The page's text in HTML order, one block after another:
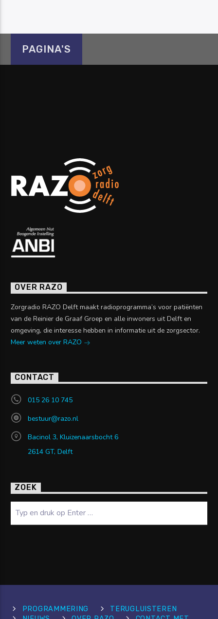
PAGINA'S
OVER RAZO
Zorgradio RAZO Delft maakt radioprogramma’s voor patiënten
van de Reinier de Graaf Groep en alle inwoners uit Delft en
omgeving, die interesse hebben in informatie uit de zorgsector.
Meer weten over RAZO
CONTACT
015 26 10 745
bestuur@razo.nl
Bacinol 3, Kluizenaarsbocht 6
2614 GT, Delft
ZOEK
PROGRAMMERING
TERUGLUISTEREN